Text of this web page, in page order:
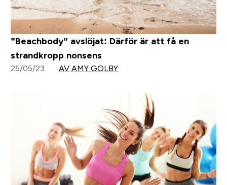
”Beachbody” avslöjat: Därför är att få en
strandkropp nonsens
25/05/23 AV AMY GOLBY